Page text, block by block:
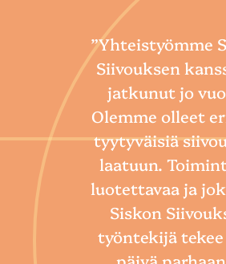
”Yhteistyömme
Siivouksen
jatkunut jo
Olemme olleet
tyytyväisiä
laatuun.
luotettavaa ja
Siskon
työntekijä